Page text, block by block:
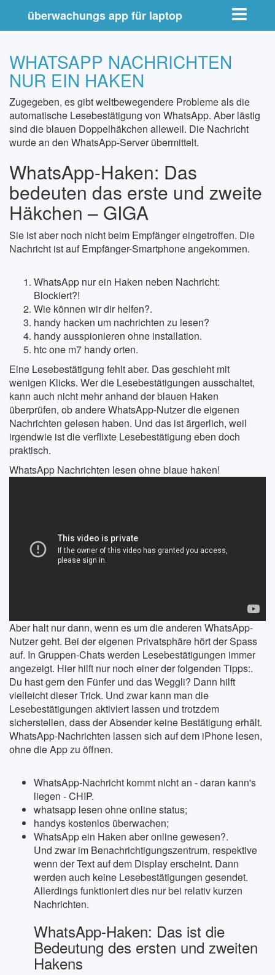
Toggle
überwachungs app für laptop
WHATSAPP NACHRICHTEN
NUR EIN HAKEN
Zugegeben, es gibt weltbewegendere Probleme als die
automatische Lesebestätigung von WhatsApp. Aber lästig
sind die blauen Doppelhäkchen alleweil. Die Nachricht
wurde an den WhatsApp-Server übermittelt.
WhatsApp-Haken: Das
bedeuten das erste und zweite
Häkchen – GIGA
Sie ist aber noch nicht beim Empfänger eingetroffen. Die
Nachricht ist auf Empfänger-Smartphone angekommen.
WhatsApp nur ein Haken neben Nachricht:
Blockiert?!
Wie können wir dir helfen?.
handy hacken um nachrichten zu lesen?
handy ausspionieren ohne installation.
htc one m7 handy orten.
Eine Lesebestätigung fehlt aber. Das geschieht mit
wenigen Klicks. Wer die Lesebestätigungen ausschaltet,
kann auch nicht mehr anhand der blauen Haken
überprüfen, ob andere WhatsApp-Nutzer die eigenen
Nachrichten gelesen haben. Und das ist ärgerlich, weil
irgendwie ist die verflixte Lesebestätigung eben doch
praktisch.
WhatsApp Nachrichten lesen ohne blaue haken!
Aber halt nur dann, wenn es um die anderen WhatsApp-
Nutzer geht. Bei der eigenen Privatsphäre hört der Spass
auf. In Gruppen-Chats werden Lesebestätigungen immer
angezeigt. Hier hilft nur noch einer der folgenden Tipps:.
Du hast gern den Fünfer und das Weggli? Dann hilft
vielleicht dieser Trick. Und zwar kann man die
Lesebestätigungen aktiviert lassen und trotzdem
sicherstellen, dass der Absender keine Bestätigung erhält.
WhatsApp-Nachrichten lassen sich auf dem iPhone lesen,
ohne die App zu öffnen.
WhatsApp-Nachricht kommt nicht an - daran kann's
liegen - CHIP.
whatsapp lesen ohne online status;
handys kostenlos überwachen;
WhatsApp ein Haken aber online gewesen?.
Und zwar im Benachrichtigungszentrum, respektive
wenn der Text auf dem Display erscheint. Dann
werden auch keine Lesebestätigungen gesendet.
Allerdings funktioniert dies nur bei relativ kurzen
Nachrichten.
WhatsApp-Haken: Das ist die
Bedeutung des ersten und zweiten
Hakens